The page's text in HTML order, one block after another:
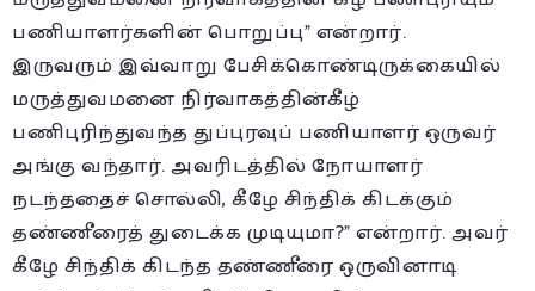
பணியாளர்களின் பொறுப்பு” என்றார்.
இருவரும் இவ்வாறு பேசிக்கொண்டிருக்கையில்
மருத்துவமனை நிர்வாகத்தின்கீழ்
பணிபுரிந்துவந்த துப்புரவுப் பணியாளர் ஒருவர்
அங்கு வந்தார். அவரிடத்தில் நோயாளர்
நடந்ததைச் சொல்லி, கீழே சிந்திக் கிடக்கும்
தண்ணீரைத் துடைக்க முடியுமா?” என்றார். அவர்
கீழே சிந்திக் கிடந்த தண்ணீரை ஒருவினாடி